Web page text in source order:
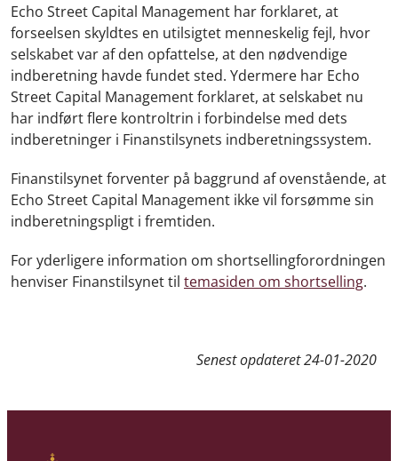
Echo Street Capital Management har forklaret, at
forseelsen skyldtes en utilsigtet menneskelig fejl, hvor
selskabet var af den opfattelse, at den nødvendige
indberetning havde fundet sted. Ydermere har Echo
Street Capital Management forklaret, at selskabet nu
har indført flere kontroltrin i forbindelse med dets
indberetninger i Finanstilsynets indberetningssystem.
Finanstilsynet forventer på baggrund af ovenstående, at
Echo Street Capital Management ikke vil forsømme sin
indberetningspligt i fremtiden.
For yderligere information om shortsellingforordningen
henviser Finanstilsynet til temasiden om shortselling.
Senest opdateret24-01-2020